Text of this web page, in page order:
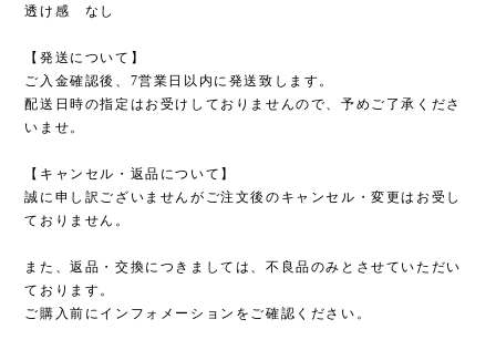
透け感 なし
【発送について】
ご入金確認後、7営業日以内に発送致します。
配送日時の指定はお受けしておりませんので、予めご了承くださ
いませ。
【キャンセル・返品について】
誠に申し訳ございませんがご注文後のキャンセル・変更はお受し
ておりません。
また、返品・交換につきましては、不良品のみとさせていただい
ております。
ご購入前にインフォメーションをご確認ください。